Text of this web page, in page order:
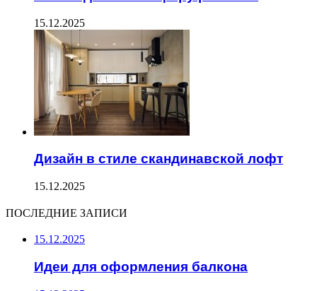
15.12.2025
Дизайн в стиле скандинавской лофт
15.12.2025
ПОСЛЕДНИЕ ЗАПИСИ
15.12.2025
Идеи для оформления балкона